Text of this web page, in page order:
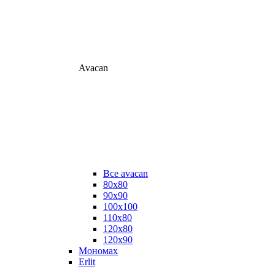
Avacan
Все avacan
80х80
90х90
100х100
110х80
120х80
120х90
Мономах
Erlit